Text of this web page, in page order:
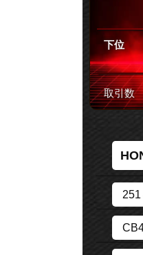
下位
取引数